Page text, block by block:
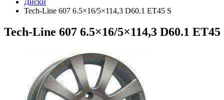
Диски
Tech-Line 607 6.5×16/5×114,3 D60.1 ET45 S
Tech-Line 607 6.5×16/5×114,3 D60.1 ET45